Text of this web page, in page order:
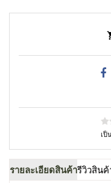
เป็
รายละเอียดสินค้ารีวิวสินค้